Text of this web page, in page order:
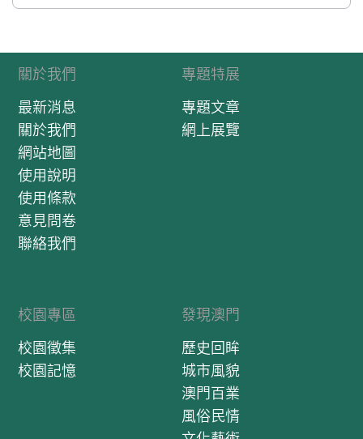
關於我們
最新消息
關於我們
網站地圖
使用說明
使用條款
意見問卷
聯絡我們
專題特展
專題文章
網上展覽
校園專區
校園徵集
校園記憶
發現澳門
歷史回眸
城市風貌
澳門百業
風俗民情